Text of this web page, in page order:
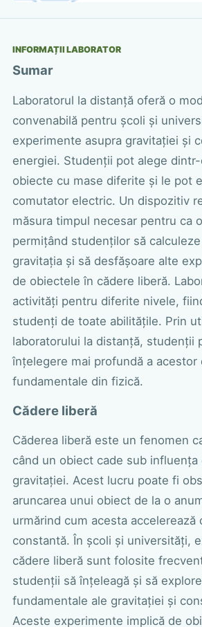
INFORMAȚII LABORATOR
Sumar
Laboratorul la distanță oferă o
convenabilă pentru școli și
experimente asupra gravitației și
energiei. Studenții pot alege
obiecte cu mase diferite și le pot
comutator electric. Un dispozitiv
măsura timpul necesar pentru ca
permițând studenților să
gravitația și să desfășoare alte
de obiectele în cădere liberă.
activități pentru diferite nivele,
studenți de toate abilitățile. Prin
laboratorului la distanță, studenții
înțelegere mai profundă a acestor
fundamentale din fizică.
Cădere liberă
Căderea liberă este un fenomen
când un obiect cade sub influența
gravitației. Acest lucru poate fi
aruncarea unui obiect de la o
urmărind cum acesta accelerează
constantă. În școli și universități,
cădere liberă sunt folosite
studenții să înțeleagă și să
fundamentale ale gravitației și
Aceste experimente implică de